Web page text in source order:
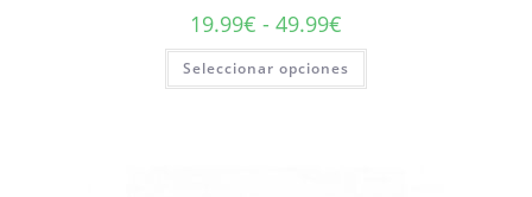
19.99€ - 49.99€
Seleccionar opciones